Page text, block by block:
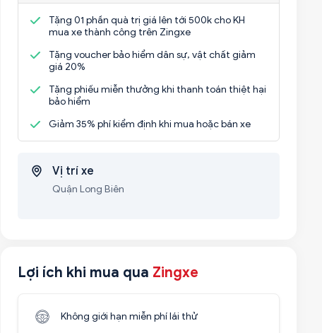
Tặng 01 phần quà trị giá lên tới 500k cho KH
mua xe thành công trên Zingxe
Tặng voucher bảo hiểm dân sự, vật chất giảm
giá 20%
Tặng phiếu miễn thưởng khi thanh toán thiệt hại
bảo hiểm
Giảm 35% phí kiểm định khi mua hoặc bán xe
Vị trí xe
Quận Long Biên
Lợi ích khi mua qua Zingxe
Không giới hạn miễn phí lái thử